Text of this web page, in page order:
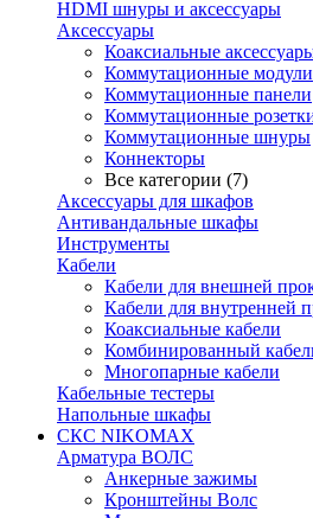
HDMI шнуры и аксессуары
Аксессуары
Коаксиальные
Коммутационные модули
Коммутационные панели
Коммутационные
Коммутационные шнуры
Коннекторы
Все категории (7)
Аксессуары для шкафов
Антивандальные шкафы
Инструменты
Кабели
Кабели для внешней
Кабели для внутренней
Коаксиальные кабели
Комбинированный
Многопарные кабели
Кабельные тестеры
Напольные шкафы
СКС NIKOMAX
Арматура ВОЛС
Анкерные зажимы
Кронштейны Волс